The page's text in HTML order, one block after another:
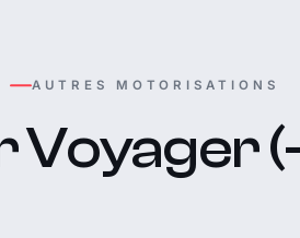
AUTRES MOTORISATIONS
Voyager